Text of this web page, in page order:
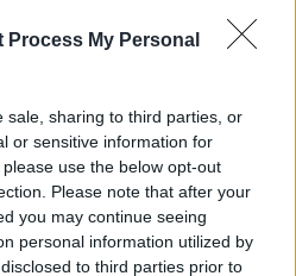
Process My Personal
sale, sharing to third parties, or
or sensitive information for
use the below opt-out
Please note that after your
you may continue seeing
personal information utilized by
to third parties prior to
το Ελληνικό Ίδρυμα Έρευνας
από τη Γενική Γραμματεία
με αρ. Σύμβασης Έργου 409.